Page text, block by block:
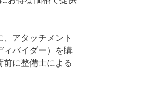
アタッチメント
ィバイダー）を購
に整備士による